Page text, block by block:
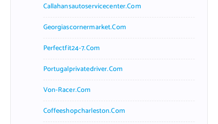
Callahansautoservicecenter.com
Georgiascornermarket.com
Perfectfit24-7.com
Portugalprivatedriver.com
Von-Racer.com
Coffeeshopcharleston.com